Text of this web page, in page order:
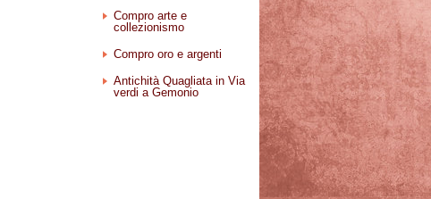
Compro arte e
collezionismo
Compro oro e argenti
Antichità Quagliata in Via
verdi a Gemonio